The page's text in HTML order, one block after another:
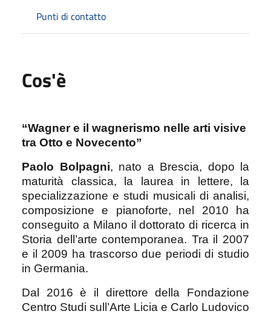
Punti di contatto
Cos'è
“Wagner e il wagnerismo nelle arti visive
tra Otto e Novecento”
Paolo Bolpagni, nato a Brescia, dopo la
maturità classica, la laurea in lettere, la
specializzazione e studi musicali di analisi,
composizione e pianoforte, nel 2010 ha
conseguito a Milano il dottorato di ricerca in
Storia dell’arte contemporanea. Tra il 2007
e il 2009 ha trascorso due periodi di studio
in Germania.
Dal 2016 è il direttore della Fondazione
Centro Studi sull’Arte Licia e Carlo Ludovico